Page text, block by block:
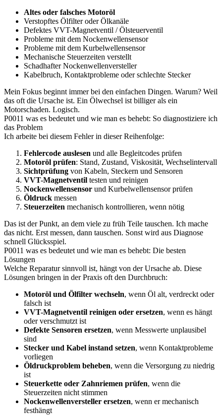
Altes oder falsches Motoröl
Verstopftes Ölfilter oder Ölkanäle
Defektes VVT-Magnetventil / Ölsteuerventil
Probleme mit dem Nockenwellensensor
Probleme mit dem Kurbelwellensensor
Mechanische Steuerzeiten verstellt
Schadhafter Nockenwellenversteller
Kabelbruch, Kontaktprobleme oder schlechte Stecker
Mein Fokus beginnt immer bei den einfachen Dingen. Warum? Weil
das oft die Ursache ist. Ein Ölwechsel ist billiger als ein
Motorschaden. Logisch.
P0011 was es bedeutet und wie man es behebt: So diagnostiziere ich
das Problem
Ich arbeite bei diesem Fehler in dieser Reihenfolge:
Fehlercode auslesen und alle Begleitcodes prüfen
Motoröl prüfen: Stand, Zustand, Viskosität, Wechselintervall
Sichtprüfung von Kabeln, Steckern und Sensoren
VVT-Magnetventil testen und reinigen
Nockenwellensensor und Kurbelwellensensor prüfen
Öldruck messen
Steuerzeiten mechanisch kontrollieren, wenn nötig
Das ist der Punkt, an dem viele zu früh Teile tauschen. Ich mache
das nicht. Erst messen, dann tauschen. Sonst wird aus Diagnose
schnell Glücksspiel.
P0011 was es bedeutet und wie man es behebt: Die besten
Lösungen
Welche Reparatur sinnvoll ist, hängt von der Ursache ab. Diese
Lösungen bringen in der Praxis oft den Durchbruch:
Motoröl und Ölfilter wechseln, wenn Öl alt, verdreckt oder
falsch ist
VVT-Magnetventil reinigen oder ersetzen, wenn es hängt
oder verschmutzt ist
Defekte Sensoren ersetzen, wenn Messwerte unplausibel
sind
Stecker und Kabel instand setzen, wenn Kontaktprobleme
vorliegen
Öldruckproblem beheben, wenn die Versorgung zu niedrig
ist
Steuerkette oder Zahnriemen prüfen, wenn die
Steuerzeiten nicht stimmen
Nockenwellenversteller ersetzen, wenn er mechanisch
festhängt